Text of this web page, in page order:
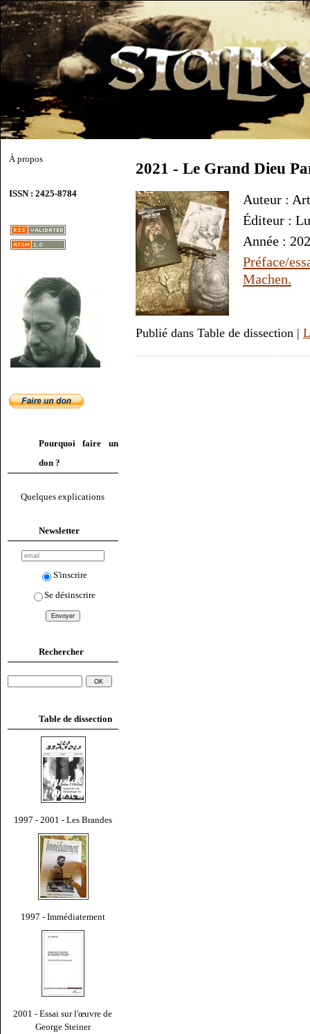
À propos
ISSN : 2425-8784
Pourquoi faire un
don ?
Quelques explications
Newsletter
S'inscrire
Se désinscrire
Rechercher
Table de dissection
1997 - 2001 - Les Brandes
1997 - Immédiatement
2001 - Essai sur l'œuvre de
George Steiner
2021 - Le Grand Dieu
Auteur :
Éditeur :
Année :
Préface/
Machen.
Publié dans Table de dissection |